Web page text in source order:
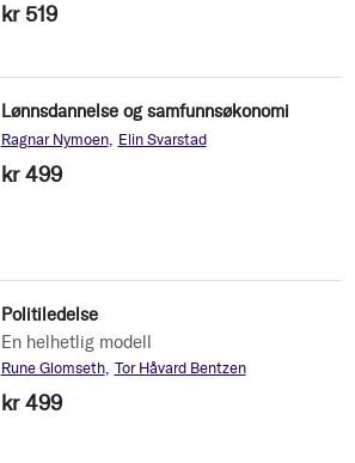
kr 519
Lønnsdannelse og samfunnsøkonomi
Ragnar Nymoen Elin Svarstad
kr 499
Politiledelse
En helhetlig modell
Rune Glomseth Tor Håvard Bentzen
kr 499